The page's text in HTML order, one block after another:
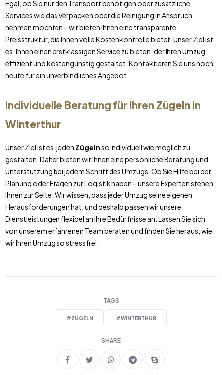
Egal, ob Sie nur den Transport benötigen oder zusätzliche
Services wie das Verpacken oder die Reinigung in Anspruch
nehmen möchten – wir bieten Ihnen eine transparente
Preisstruktur, die Ihnen volle Kostenkontrolle bietet. Unser Ziel ist
es, Ihnen einen erstklassigen Service zu bieten, der Ihren Umzug
effizient und kostengünstig gestaltet. Kontaktieren Sie uns noch
heute für ein unverbindliches Angebot.
Individuelle Beratung für Ihren Zügelnin
Winterthur
Unser Ziel ist es, jeden Zügelnso individuell wie möglich zu
gestalten. Daher bieten wir Ihnen eine persönliche Beratung und
Unterstützung bei jedem Schritt des Umzugs. Ob Sie Hilfe bei der
Planung oder Fragen zur Logistik haben – unsere Experten stehen
Ihnen zur Seite. Wir wissen, dass jeder Umzug seine eigenen
Herausforderungen hat, und deshalb passen wir unsere
Dienstleistungen flexibel an Ihre Bedürfnisse an. Lassen Sie sich
von unserem erfahrenen Team beraten und finden Sie heraus, wie
wir Ihren Umzug so stressfrei.
TAGS
#ZÜGELN #WINTERTHUR
SHARE